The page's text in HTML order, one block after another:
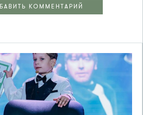
КОММЕНТАРИЙ